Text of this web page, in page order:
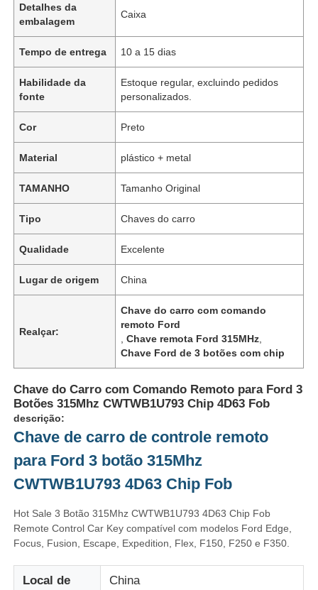
Detalhes da
embalagem
Caixa
Tempo de entrega 10 a 15 dias
Habilidade da
fonte
Estoque regular, excluindo pedidos
personalizados.
Cor Preto
Material plástico + metal
TAMANHO Tamanho Original
Tipo Chaves do carro
Qualidade Excelente
Lugar de origem China
Realçar:
Chave do carro com comando
remoto Ford
,Chave remota Ford 315MHz
Chave Ford de 3 botões com chip
Chave do Carro com Comando Remoto para Ford 3
Botões 315Mhz CWTWB1U793 Chip 4D63 Fob
descrição:
Chave de carro de controle remoto
para Ford 3 botão 315Mhz
CWTWB1U793 4D63 Chip Fob
Hot Sale 3 Botão 315Mhz CWTWB1U793 4D63 Chip Fob
Remote Control Car Key compatível com modelos Ford Edge,
Focus, Fusion, Escape, Expedition, Flex, F150, F250 e F350.
Local de
China